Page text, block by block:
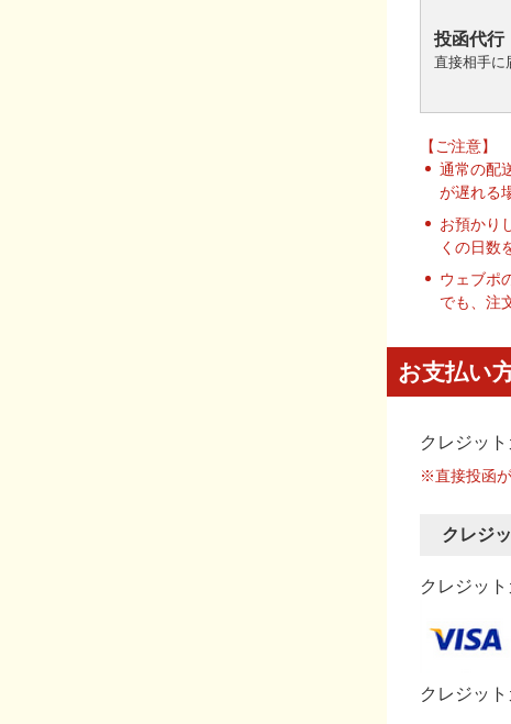
投函代行
直接相手に
【ご注意】
通常の配
が遅れる
お預かり
くの日数
ウェブポ
でも、注
お支払い
クレジッ
※直接投函
クレジ
クレジッ
クレジッ